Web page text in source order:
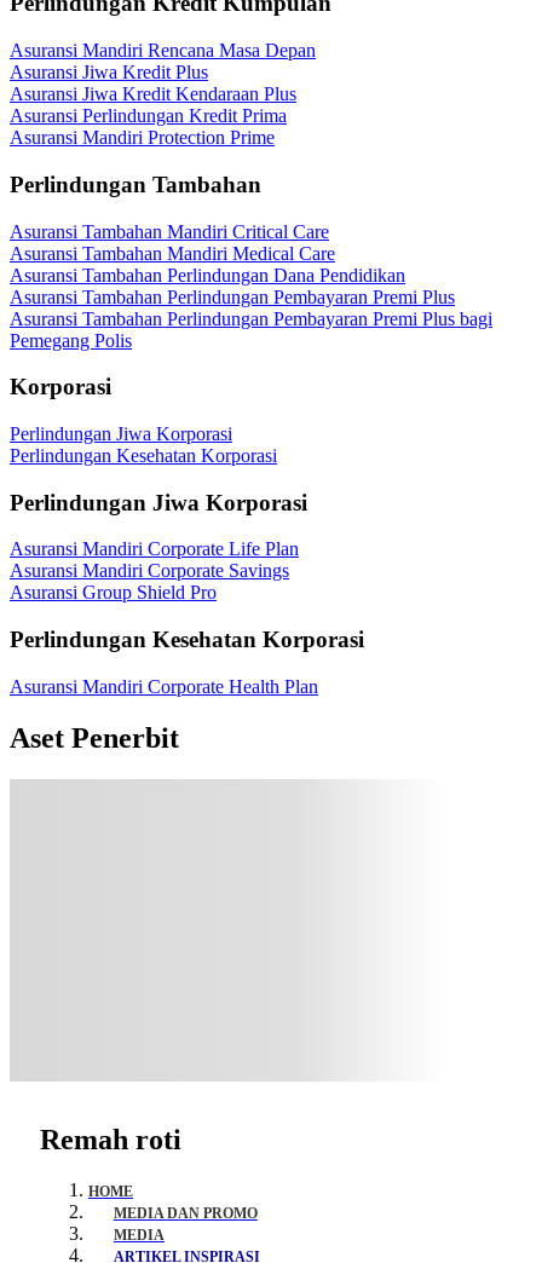
Asuransi Mandiri Rencana Masa Depan
Asuransi Jiwa Kredit Plus
Asuransi Jiwa Kredit Kendaraan Plus
Asuransi Perlindungan Kredit Prima
Asuransi Mandiri Protection Prime
Perlindungan Tambahan
Asuransi Tambahan Mandiri Critical Care
Asuransi Tambahan Mandiri Medical Care
Asuransi Tambahan Perlindungan Dana Pendidikan
Asuransi Tambahan Perlindungan Pembayaran Premi Plus
Asuransi Tambahan Perlindungan Pembayaran Premi Plus bagi
Pemegang Polis
Korporasi
Perlindungan Jiwa Korporasi
Perlindungan Kesehatan Korporasi
Perlindungan Jiwa Korporasi
Asuransi Mandiri Corporate Life Plan
Asuransi Mandiri Corporate Savings
Asuransi Group Shield Pro
Perlindungan Kesehatan Korporasi
Asuransi Mandiri Corporate Health Plan
Aset Penerbit
Remah roti
HOME
MEDIA DAN PROMO
MEDIA
ARTIKEL INSPIRASI